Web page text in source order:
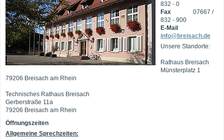
832 - 0
Fax
07667 /
832 - 900
E-Mail
info@breisach.de
Unsere Standorte:
Rathaus Breisach
Münsterplatz 1
79206 Breisach am Rhein
Technisches Rathaus Breisach
Gerberstraße 11a
79206 Breisach am Rhein
Öffnungszeiten
Allgemeine Sprechzeiten: